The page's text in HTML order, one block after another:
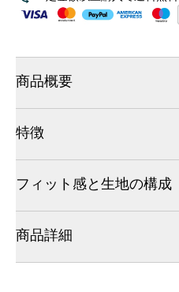
商品概要
特徴
フィット感と生地の構成
商品詳細